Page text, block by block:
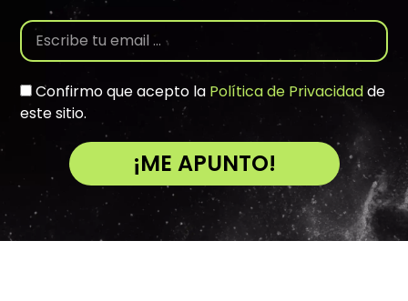
Confirmo que acepto la Política de Privacidadde
este sitio.
¡ME APUNTO!
t